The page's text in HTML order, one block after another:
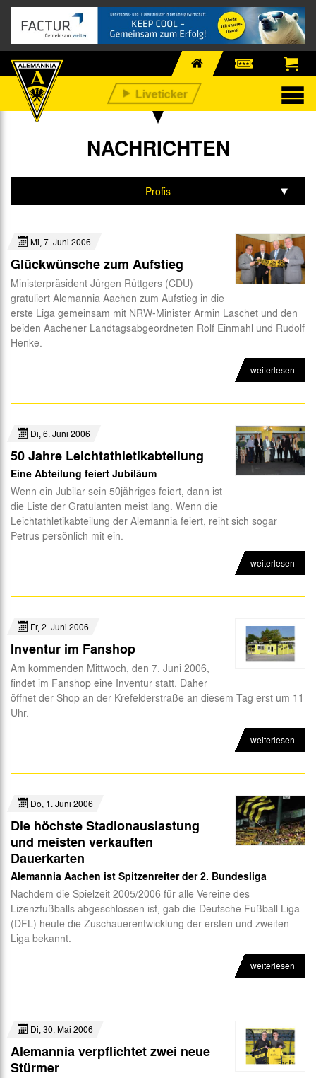
NACHRICHTEN
Profis
Business
Fan-Infos
Abteilungen
Mi, 7. Juni 2006
Glückwünsche zum Aufstieg
Ministerpräsident Jürgen Rüttgers (CDU)
gratuliert Alemannia Aachen zum Aufstieg in die
erste Liga gemeinsam mit NRW-Minister Armin Laschet und den
beiden Aachener Landtagsabgeordneten Rolf Einmahl und Rudolf
Henke.
weiterlesen
Di, 6. Juni 2006
50 Jahre Leichtathletikabteilung
Eine Abteilung feiert Jubiläum
Wenn ein Jubilar sein 50jähriges feiert, dann ist
die Liste der Gratulanten meist lang. Wenn die
Leichtathletikabteilung der Alemannia feiert, reiht sich sogar
Petrus persönlich mit ein.
weiterlesen
Fr, 2. Juni 2006
Inventur im Fanshop
Am kommenden Mittwoch, den 7. Juni 2006,
findet im Fanshop eine Inventur statt. Daher
öffnet der Shop an der Krefelderstraße an diesem Tag erst um 11
Uhr.
weiterlesen
Do, 1. Juni 2006
Die höchste Stadionauslastung
und meisten verkauften
Dauerkarten
Alemannia Aachen ist Spitzenreiter der 2. Bundesliga
Nachdem die Spielzeit 2005/2006 für alle Vereine des
Lizenzfußballs abgeschlossen ist, gab die Deutsche Fußball Liga
(DFL) heute die Zuschauerentwicklung der ersten und zweiten
Liga bekannt.
weiterlesen
Di, 30. Mai 2006
Alemannia verpflichtet zwei neue
Stürmer